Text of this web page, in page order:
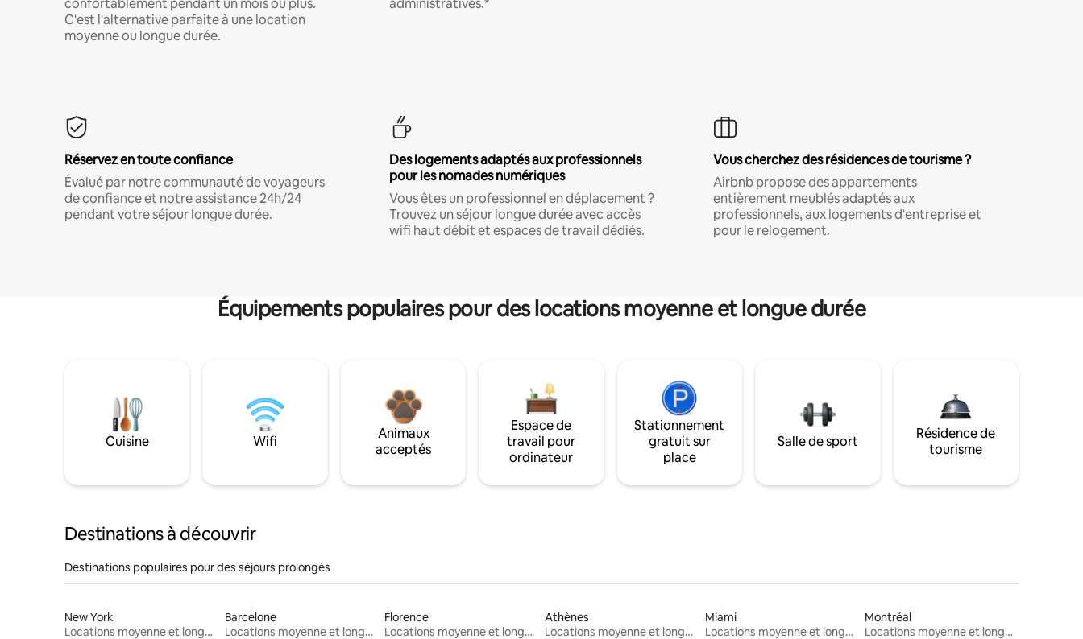
confortablement pendant un mois ou plus.
C'est l'alternative parfaite à une location
moyenne ou longue durée.
administratives.*
Réservez en toute confiance
Évalué par notre communauté de voyageurs
de confiance et notre assistance 24h/24
pendant votre séjour longue durée.
Des logements adaptés aux professionnels
pour les nomades numériques
Vous êtes un professionnel en déplacement ?
Trouvez un séjour longue durée avec accès
wifi haut débit et espaces de travail dédiés.
Vous cherchez des résidences de tourisme ?
Airbnb propose des appartements
entièrement meublés adaptés aux
professionnels, aux logements d'entreprise et
pour le relogement.
Équipements populaires pour des locations moyenne et longue durée
Cuisine Wifi
Animaux
acceptés
Espace de
travail pour
ordinateur
Stationnement
gratuit sur
place
Salle de sport
Résidence de
tourisme
Destinations à découvrir
Destinations populaires pour des séjours prolongés
New York
Locations moyenne et longue durée
Barcelone
Locations moyenne et longue durée
Florence
Locations moyenne et longue durée
Athènes
Locations moyenne et longue durée
Miami
Locations moyenne et longue durée
Montréal
Locations moyenne et longue durée